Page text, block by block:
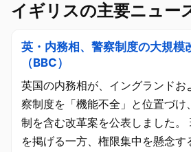
イギリスの主要ニュー
英・内務相、警察制度の大規模
（BBC）
英国の内務相が、イングランドお
察制度を「機能不全」と位置づけ
制を含む改革案を公表しました。
を掲げる一方、権限集中を懸念す